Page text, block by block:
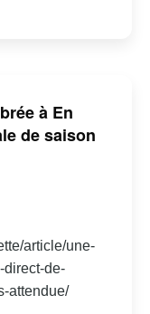
à En
de saison
article/une-
direct-de-
attendue/